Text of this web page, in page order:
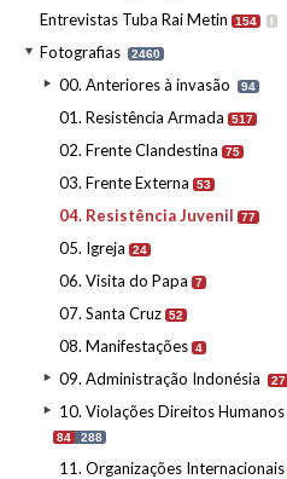
Entrevistas Tuba Rai Metin 154 I
Fotografias 2460
00. Anteriores à invasão 94
01. Resistência Armada 517
02. Frente Clandestina 75
03. Frente Externa 53
04. Resistência Juvenil 77
05. Igreja 24
06. Visita do Papa 7
07. Santa Cruz 52
08. Manifestações 4
09. Administração Indonésia 27
10. Violações Direitos Humanos
84 288
11. Organizações Internacionais